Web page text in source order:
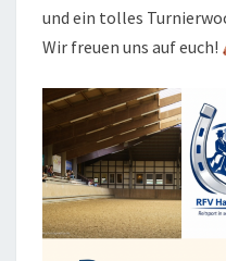
und ein tolles
Wir freuen uns auf euch!